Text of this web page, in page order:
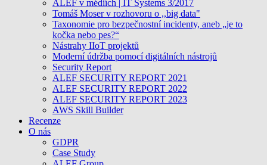
ALEF v médiích | IT Systems 3/2017
Tomáš Moser v rozhovoru o ,,big data"
Taxonomie pro bezpečnostní incidenty, aneb „je to
kočka nebo pes?“
Nástrahy IIoT projektů
Moderní údržba pomocí digitálních nástrojů
Security Report
ALEF SECURITY REPORT 2021
ALEF SECURITY REPORT 2022
ALEF SECURITY REPORT 2023
AWS Skill Builder
Recenze
O nás
GDPR
Case Study